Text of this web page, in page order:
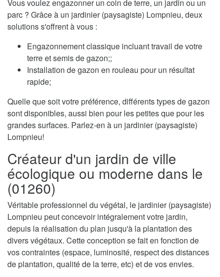
Vous voulez engazonner un coin de terre, un jardin ou un
parc ? Grâce à un jardinier (paysagiste) Lompnieu, deux
solutions s'offrent à vous :
Engazonnement classique incluant travail de votre
terre et semis de gazon;;
Installation de gazon en rouleau pour un résultat
rapide;
Quelle que soit votre préférence, différents types de gazon
sont disponibles, aussi bien pour les petites que pour les
grandes surfaces. Parlez-en à un jardinier (paysagiste)
Lompnieu!
Créateur d'un jardin de ville
écologique ou moderne dans le
(01260)
Véritable professionnel du végétal, le jardinier (paysagiste)
Lompnieu peut concevoir intégralement votre jardin,
depuis la réalisation du plan jusqu'à la plantation des
divers végétaux. Cette conception se fait en fonction de
vos contraintes (espace, luminosité, respect des distances
de plantation, qualité de la terre, etc) et de vos envies.